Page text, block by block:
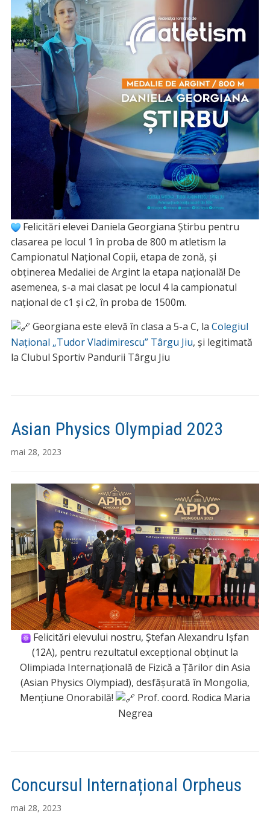
Felicitări elevei Daniela Georgiana Știrbu pentru
clasarea pe locul 1 în proba de 800 m atletism la
Campionatul Național Copii, etapa de zonă, și
obținerea Medaliei de Argint la etapa națională! De
asemenea, s-a mai clasat pe locul 4 la campionatul
național de c1 și c2, în proba de 1500m.
Georgiana este elevă în clasa a 5-a C, la Colegiul
Național „Tudor Vladimirescu” Târgu Jiu, și legitimată
la Clubul Sportiv Pandurii Târgu Jiu
Asian Physics Olympiad 2023
mai 28, 2023
Felicitări elevului nostru, Ștefan Alexandru Ișfan
(12A), pentru rezultatul excepțional obținut la
Olimpiada Internațională de Fizică a Țărilor din Asia
(Asian Physics Olympiad), desfășurată în Mongolia,
Mențiune Onorabilă!
Prof. coord. Rodica Maria
Negrea
Concursul Internațional Orpheus
mai 28, 2023